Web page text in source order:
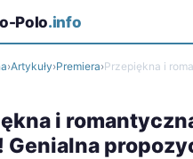
Polo.info
›Artykuły›Premiera›Przepiękna i
i
Genialna